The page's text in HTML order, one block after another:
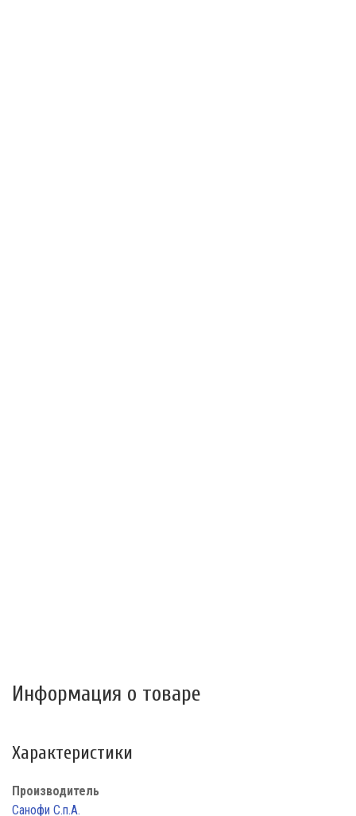
Информация о товаре
Характеристики
Производитель
Санофи С.п.А.